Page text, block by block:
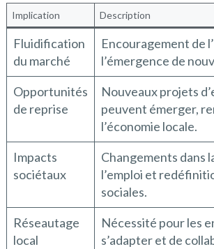
Implication Description
Fluidification
du marché
Encouragement de
l’émergence de
Opportunités
de reprise
Nouveaux projets
peuvent émerger,
l’économie locale.
Impacts
sociétaux
Changements dans
l’emploi et
sociales.
Réseautage
local
Nécessité pour les
s’adapter et de